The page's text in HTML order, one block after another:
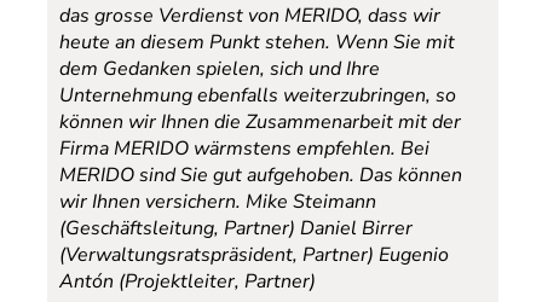
das grosse Verdienst von MERIDO, dass wir
heute an diesem Punkt stehen. Wenn Sie mit
dem Gedanken spielen, sich und Ihre
Unternehmung ebenfalls weiterzubringen, so
können wir Ihnen die Zusammenarbeit mit der
Firma MERIDO wärmstens empfehlen. Bei
MERIDO sind Sie gut aufgehoben. Das können
wir Ihnen versichern. Mike Steimann
(Geschäftsleitung, Partner) Daniel Birrer
(Verwaltungsratspräsident, Partner) Eugenio
Antón (Projektleiter, Partner)